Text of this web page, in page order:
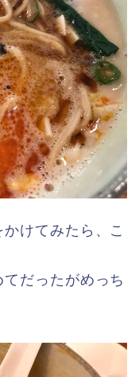
けてみたら、こ
だったがめっち